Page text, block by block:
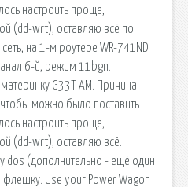
настроить проще,
(dd-wrt), оставляю всё по
на 1-м роутере WR-741ND
6-й, режим 11bgn.
G33T-AM. Причина -
можно было поставить
настроить проще,
(dd-wrt), оставляю всё.
dos (дополнительно - ещё один
флешку. Use your Power Wagon